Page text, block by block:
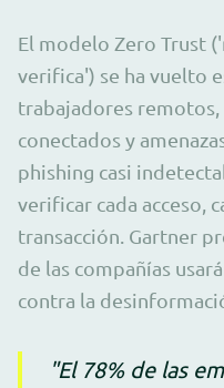
El modelo Zero Trust
verifica') se ha vuelto
trabajadores
conectados y
phishing casi
verificar cada acceso,
transacción. Gartner
de las compañías
contra la
"El 78% de las